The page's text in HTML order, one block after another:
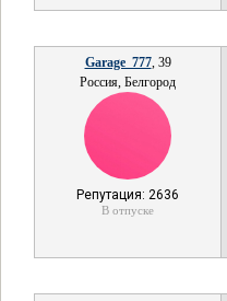
Garage_777, 39
Россия, Белгород
Репутация: 2636
В отпуске